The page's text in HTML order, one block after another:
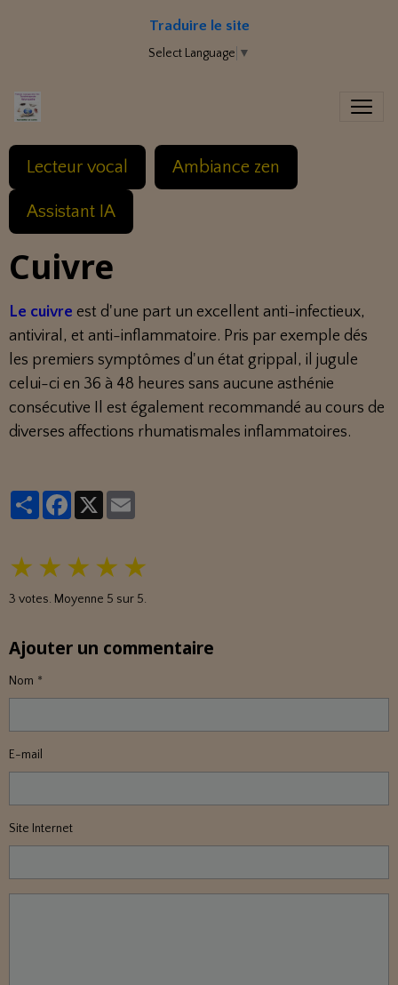
Traduire le site
Select Language ▼
Lecteur vocal Ambiance zen
Assistant IA
Cuivre
Le cuivre est d'une part un excellent anti-infectieux,
antiviral, et anti-inflammatoire. Pris par exemple dés
les premiers symptômes d'un état grippal, il jugule
celui-ci en 36 à 48 heures sans aucune asthénie
consécutive Il est également recommandé au cours de
diverses affections rhumatismales inflammatoires.
PartagerFacebook
★ ★ ★ ★ ★
3 votes. Moyenne 5 sur 5.
Ajouter un commentaire
Nom
E-mail
Site Internet